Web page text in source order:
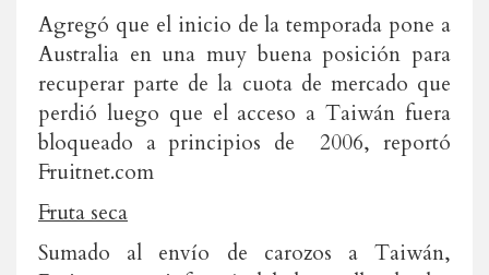
Agregó que el inicio de la temporada pone a
Australia en una muy buena posición para
recuperar parte de la cuota de mercado que
perdió luego que el acceso a Taiwán fuera
bloqueado a principios de 2006, reportó
Fruitnet.com
Fruta seca
Sumado al envío de carozos a Taiwán,